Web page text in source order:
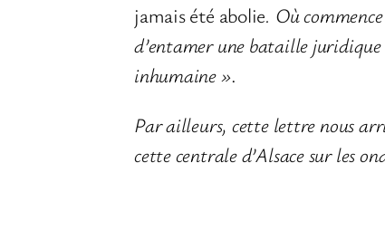
jamais été abolie. Où
d’entamer une bataille juridique
inhumaine ».
Par ailleurs, cette lettre nous
cette centrale d’Alsace sur les